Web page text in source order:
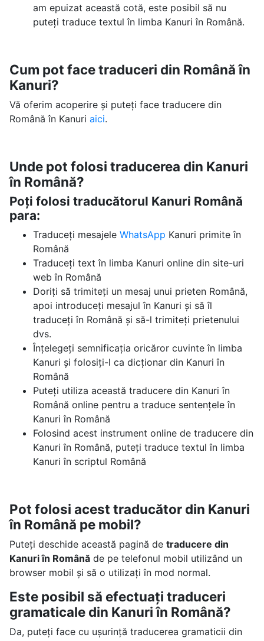
am epuizat această cotă, este posibil să nu
puteți traduce textul în limba Kanuri în Română.
Cum pot face traduceri din Română în
Kanuri?
Vă oferim acoperire și puteți face traducere din
Română în Kanuri aici.
Unde pot folosi traducerea din Kanuri
în Română?
Poți folosi traducătorul Kanuri Română
para:
Traduceți mesajele WhatsApp Kanuri primite în
Română
Traduceți text în limba Kanuri online din site-uri
web în Română
Doriți să trimiteți un mesaj unui prieten Română,
apoi introduceți mesajul în Kanuri și să îl
traduceți în Română și să-l trimiteți prietenului
dvs.
Înțelegeți semnificația oricăror cuvinte în limba
Kanuri și folosiți-l ca dicționar din Kanuri în
Română
Puteți utiliza această traducere din Kanuri în
Română online pentru a traduce sentențele în
Kanuri în Română
Folosind acest instrument online de traducere din
Kanuri în Română, puteți traduce textul în limba
Kanuri în scriptul Română
Pot folosi acest traducător din Kanuri
în Română pe mobil?
Puteți deschide această pagină de traducere din
Kanuri în Românăde pe telefonul mobil utilizând un
browser mobil și să o utilizați în mod normal.
Este posibil să efectuați traduceri
gramaticale din Kanuri în Română?
Da, puteți face cu ușurință traducerea gramaticii din